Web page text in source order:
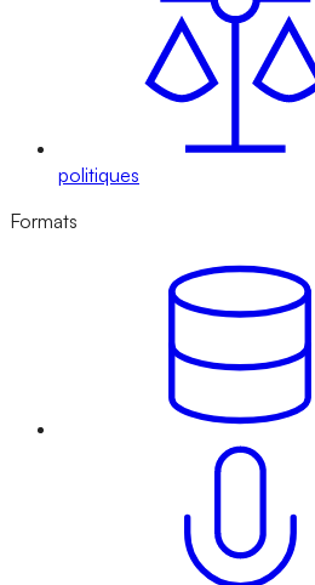
politiques
Formats